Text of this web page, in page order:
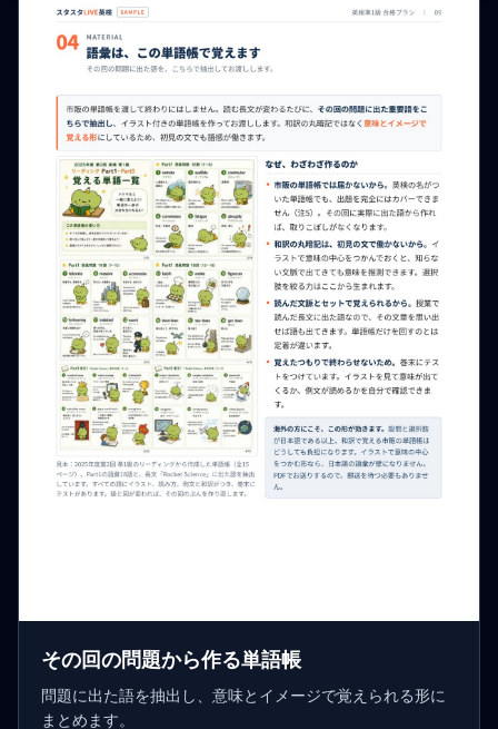
その回の問題から作る単語帳
問題に出た語を抽出し、意味とイメージで覚えられる形に
まとめます。